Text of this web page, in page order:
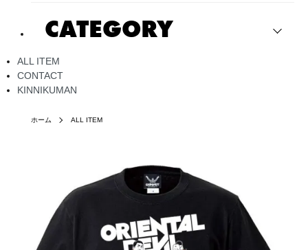
CATEGORY
ALL ITEM
CONTACT
KINNIKUMAN
ホーム ALL ITEM